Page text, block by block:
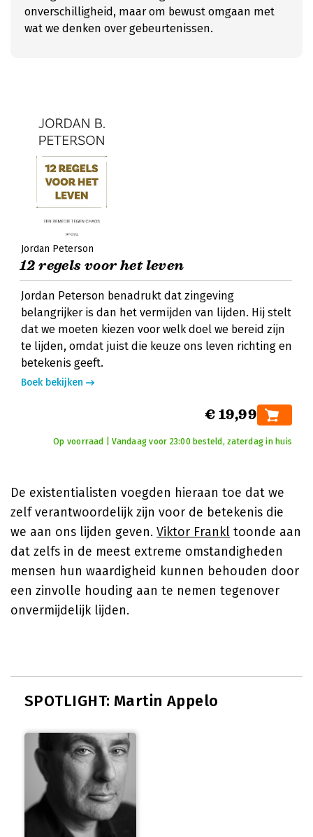
onverschilligheid, maar om bewust omgaan met
wat we denken over gebeurtenissen.
Jordan Peterson
12 regels voor het leven
Jordan Peterson benadrukt dat zingeving
belangrijker is dan het vermijden van lijden. Hij stelt
dat we moeten kiezen voor welk doel we bereid zijn
te lijden, omdat juist die keuze ons leven richting en
betekenis geeft.
Boek bekijken
€ 19,99
Op voorraad | Vandaag voor 23:00 besteld, zaterdag in huis
De existentialisten voegden hieraan toe dat we
zelf verantwoordelijk zijn voor de betekenis die
we aan ons lijden geven. Viktor Frankl toonde aan
dat zelfs in de meest extreme omstandigheden
mensen hun waardigheid kunnen behouden door
een zinvolle houding aan te nemen tegenover
onvermijdelijk lijden.
SPOTLIGHT: Martin Appelo